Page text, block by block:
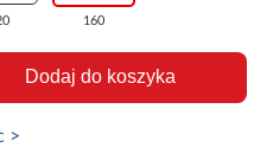
160
Dodaj do koszyka
>